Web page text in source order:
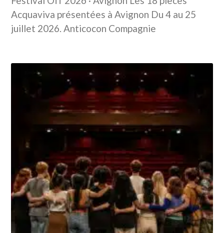
Acquaviva présentées à Avignon Du 4 au 25
juillet 2026. Anticocon Compagnie